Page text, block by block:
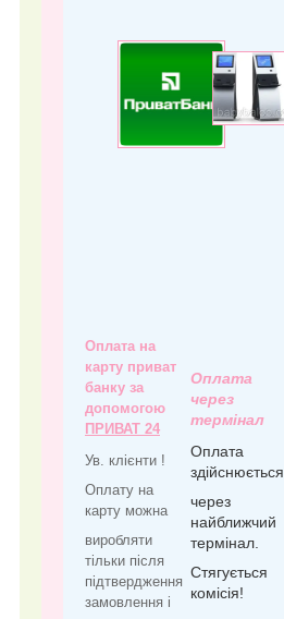
Оплата на
карту приват
банку за
допомогою
ПРИВАТ 24
Ув. клієнти !
Оплату на
карту можна
виробляти
тільки після
підтвердження
замовлення і
Оплата
через
термінал
Оплата
здійснюється
через
найближчий
термінал.
Стягується
комісія!